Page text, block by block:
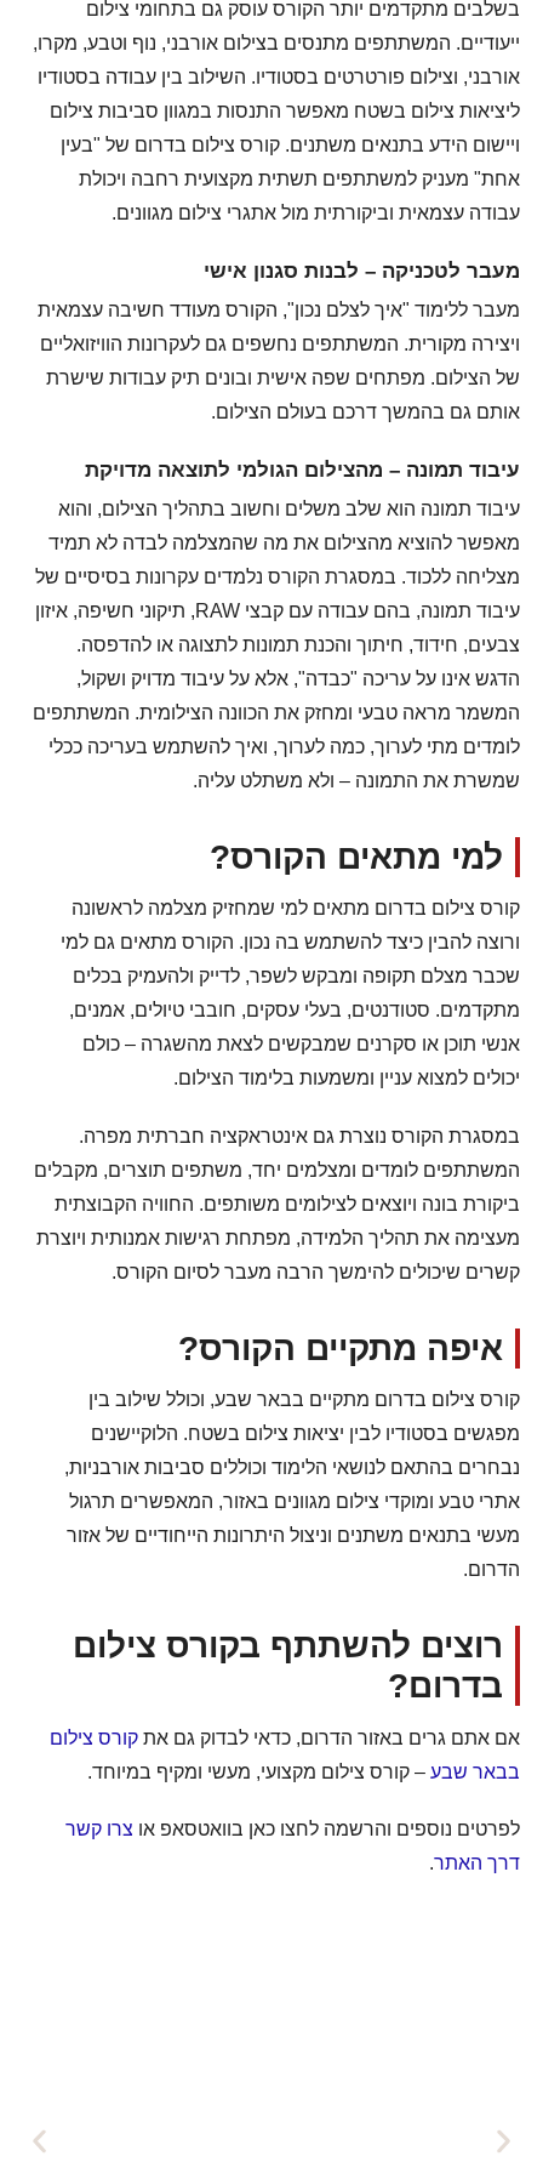
בשלבים מתקדמים יותר הקורס עוסק גם בתחומי צילום
ייעודיים. המשתתפים מתנסים בצילום אורבני, נוף וטבע, מקרו,
אורבני, וצילום פורטרטים בסטודיו. השילוב בין עבודה בסטודיו
ליציאות צילום בשטח מאפשר התנסות במגוון סביבות צילום
ויישום הידע בתנאים משתנים. קורס צילום בדרום של "בעין
אחת" מעניק למשתתפים תשתית מקצועית רחבה ויכולת
עבודה עצמאית וביקורתית מול אתגרי צילום מגוונים.
מעבר לטכניקה – לבנות סגנון אישי
מעבר ללימוד "איך לצלם נכון", הקורס מעודד חשיבה עצמאית
ויצירה מקורית. המשתתפים נחשפים גם לעקרונות הוויזואליים
של הצילום. מפתחים שפה אישית ובונים תיק עבודות שישרת
אותם גם בהמשך דרכם בעולם הצילום.
עיבוד תמונה – מהצילום הגולמי לתוצאה מדויקת
עיבוד תמונה הוא שלב משלים וחשוב בתהליך הצילום, והוא
מאפשר להוציא מהצילום את מה שהמצלמה לבדה לא תמיד
מצליחה ללכוד. במסגרת הקורס נלמדים עקרונות בסיסיים של
עיבוד תמונה, בהם עבודה עם קבצי RAW, תיקוני חשיפה, איזון
צבעים, חידוד, חיתוך והכנת תמונות לתצוגה או להדפסה.
הדגש אינו על עריכה "כבדה", אלא על עיבוד מדויק ושקול,
המשמר מראה טבעי ומחזק את הכוונה הצילומית. המשתתפים
לומדים מתי לערוך, כמה לערוך, ואיך להשתמש בעריכה ככלי
שמשרת את התמונה – ולא משתלט עליה.
למי מתאים הקורס?
קורס צילום בדרום מתאים למי שמחזיק מצלמה לראשונה
ורוצה להבין כיצד להשתמש בה נכון. הקורס מתאים גם למי
שכבר מצלם תקופה ומבקש לשפר, לדייק ולהעמיק בכלים
מתקדמים. סטודנטים, בעלי עסקים, חובבי טיולים, אמנים,
אנשי תוכן או סקרנים שמבקשים לצאת מהשגרה – כולם
יכולים למצוא עניין ומשמעות בלימוד הצילום.
במסגרת הקורס נוצרת גם אינטראקציה חברתית מפרה.
המשתתפים לומדים ומצלמים יחד, משתפים תוצרים, מקבלים
ביקורת בונה ויוצאים לצילומים משותפים. החוויה הקבוצתית
מעצימה את תהליך הלמידה, מפתחת רגישות אמנותית ויוצרת
קשרים שיכולים להימשך הרבה מעבר לסיום הקורס.
איפה מתקיים הקורס?
קורס צילום בדרום מתקיים בבאר שבע, וכולל שילוב בין
מפגשים בסטודיו לבין יציאות צילום בשטח. הלוקיישנים
נבחרים בהתאם לנושאי הלימוד וכוללים סביבות אורבניות,
אתרי טבע ומוקדי צילום מגוונים באזור, המאפשרים תרגול
מעשי בתנאים משתנים וניצול היתרונות הייחודיים של אזור
הדרום.
רוצים להשתתף בקורס צילום
בדרום?
אם אתם גרים באזור הדרום, כדאי לבדוק גם אתקורס צילום
בבאר שבע – קורס צילום מקצועי, מעשי ומקיף במיוחד.
לפרטים נוספים והרשמה לחצו כאן בוואטסאפ או צרו קשר
דרך האתר.